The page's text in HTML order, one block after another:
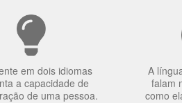
em dois idiomas
a capacidade de
de uma pessoa.
A
falam
como